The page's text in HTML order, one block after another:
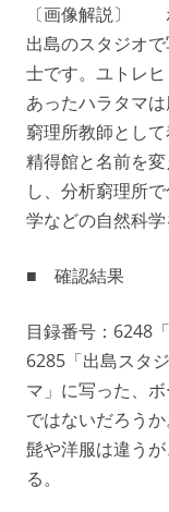
〔画像解説〕
出島のスタジオ
士です。ユトレ
あったハラタマ
窮理所教師とし
精得館と名前を
し、分析窮理所
学などの自然科
■ 確認結果
目録番号：6248
6285「出島スタ
マ」に写った、
ではないだろうか
髭や洋服は違う
る。